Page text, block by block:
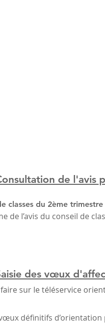
de l'avis
classes du 2ème trimestre
de l’avis du conseil de
des vœux
sur le téléservice
définitifs